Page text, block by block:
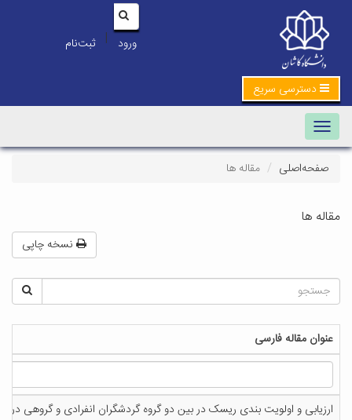
ورود | ثبت‌نام
دسترسی سریع
Toggle navigation
صفحه‌اصلی مقاله ها
مقاله ها
نسخه چاپی
عنوان مقاله فارسی
ارزیابی و اولویت بندی ریسک در بین دو گروه گردشگران انفرادی و گروهی در